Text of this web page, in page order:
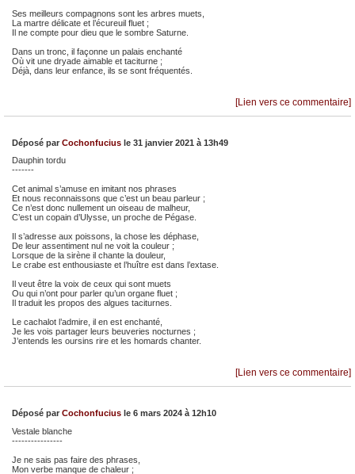
Ses meilleurs compagnons sont les arbres muets,
La martre délicate et l’écureuil fluet ;
Il ne compte pour dieu que le sombre Saturne.
Dans un tronc, il façonne un palais enchanté
Où vit une dryade aimable et taciturne ;
Déjà, dans leur enfance, ils se sont fréquentés.
[Lien vers ce commentaire]
Déposé par Cochonfucius le 31 janvier 2021 à 13h49
Dauphin tordu
-------
Cet animal s’amuse en imitant nos phrases
Et nous reconnaissons que c’est un beau parleur ;
Ce n’est donc nullement un oiseau de malheur,
C’est un copain d’Ulysse, un proche de Pégase.
Il s’adresse aux poissons, la chose les déphase,
De leur assentiment nul ne voit la couleur ;
Lorsque de la sirène il chante la douleur,
Le crabe est enthousiaste et l’huître est dans l’extase.
Il veut être la voix de ceux qui sont muets
Ou qui n’ont pour parler qu’un organe fluet ;
Il traduit les propos des algues taciturnes.
Le cachalot l’admire, il en est enchanté,
Je les vois partager leurs beuveries nocturnes ;
J’entends les oursins rire et les homards chanter.
[Lien vers ce commentaire]
Déposé par Cochonfucius le 6 mars 2024 à 12h10
Vestale blanche
----------------
Je ne sais pas faire des phrases,
Mon verbe manque de chaleur ;